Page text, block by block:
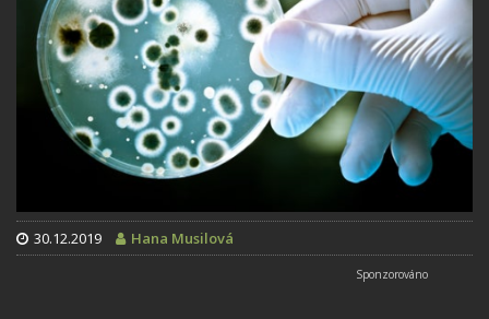
30.12.2019 Hana Musilová